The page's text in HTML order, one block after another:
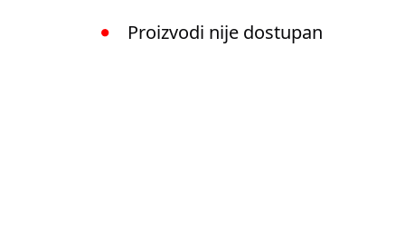
Proizvodi nije dostupan